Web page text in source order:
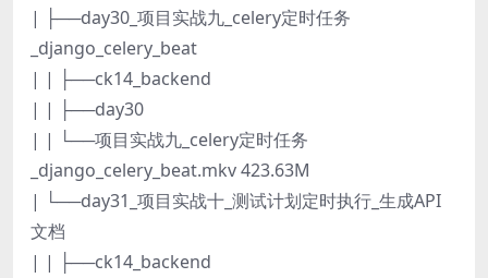
| ├──day30_项目实战九_celery定时任务
_django_celery_beat
| | ├──ck14_backend
| | ├──day30
| | └──项目实战九_celery定时任务
_django_celery_beat.mkv 423.63M
| └──day31_项目实战十_测试计划定时执行_生成API
文档
| | ├──ck14_backend